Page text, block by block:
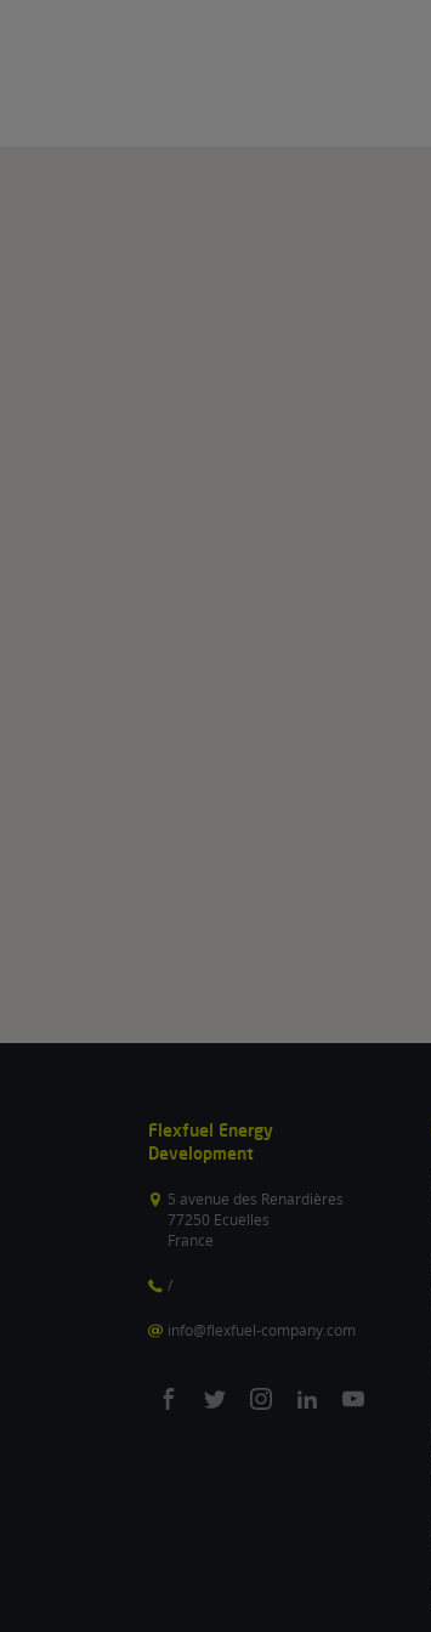
Flexfuel Energy
Development
5 avenue des Renardières
77250 Ecuelles
France
/
info@flexfuel-company.com
On
On
On
On
On